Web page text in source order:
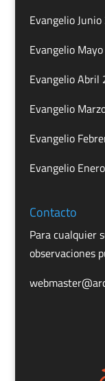
Evangelio
Evangelio
Evangelio Abril
Evangelio
Evangelio
Evangelio
Contacto
Para cualquier
observaciones